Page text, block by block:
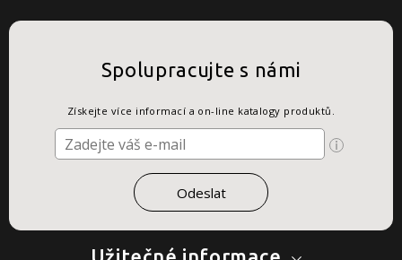
Spolupracujte s námi
Získejte více informací a on-line katalogy produktů.